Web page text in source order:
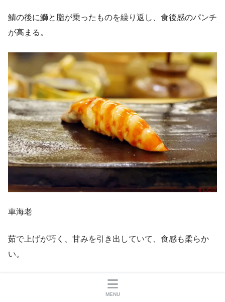
鯖の後に鰤と脂が乗ったものを繰り返し、食後感のパンチ
が高まる。
車海老
茹で上げが巧く、甘みを引き出していて、食感も柔らか
い。
MENU